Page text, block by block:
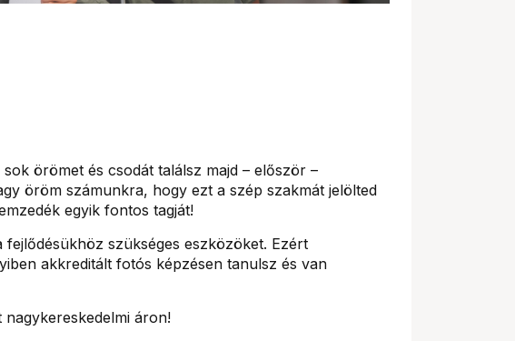
örömet és csodát találsz majd – először –
öröm számunkra, hogy ezt a szép szakmát jelölted
egyik fontos tagját!
szükséges eszközöket. Ezért
akkreditált fotós képzésen tanulsz és van
áron!